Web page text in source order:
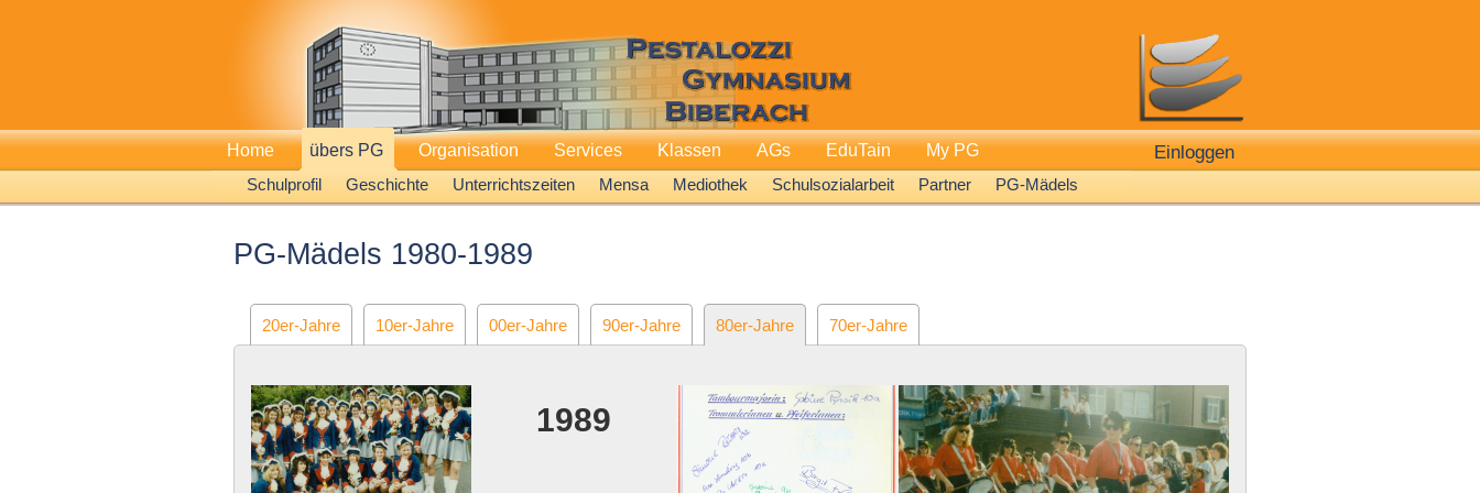
Home
übers PG
Schulprofil
Geschichte Unterrichtszeiten Mensa Mediothek Schulsozialarbeit Partner PG-Mädels
Organisation Services Klassen AGs EduTain My PG Einloggen
PG-Mädels 1980-1989
20er-Jahre 10er-Jahre 00er-Jahre 90er-Jahre 80er-Jahre 70er-Jahre
1989